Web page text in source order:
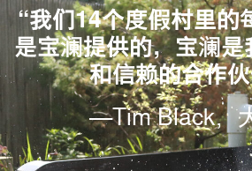
“我们14个度假村里的
是宝澜提供的，宝澜
和信赖的合作
—Tim Black，